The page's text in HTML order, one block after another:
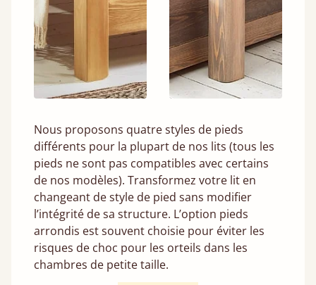
Nous proposons quatre styles de pieds
différents pour la plupart de nos lits (tous les
pieds ne sont pas compatibles avec certains
de nos modèles). Transformez votre lit en
changeant de style de pied sans modifier
l’intégrité de sa structure. L’option pieds
arrondis est souvent choisie pour éviter les
risques de choc pour les orteils dans les
chambres de petite taille.